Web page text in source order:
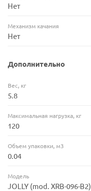
Нет
Механизм качания
Нет
Дополнительно
Вес, кг
5.8
Максимальная нагрузка, кг
120
Объем упаковки, м3
0.04
Модель
JOLLY (mod. XRB-096-B2)